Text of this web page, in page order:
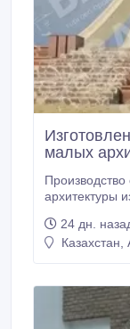
малых
Производство скульптур,
архитектуры
24 дн.